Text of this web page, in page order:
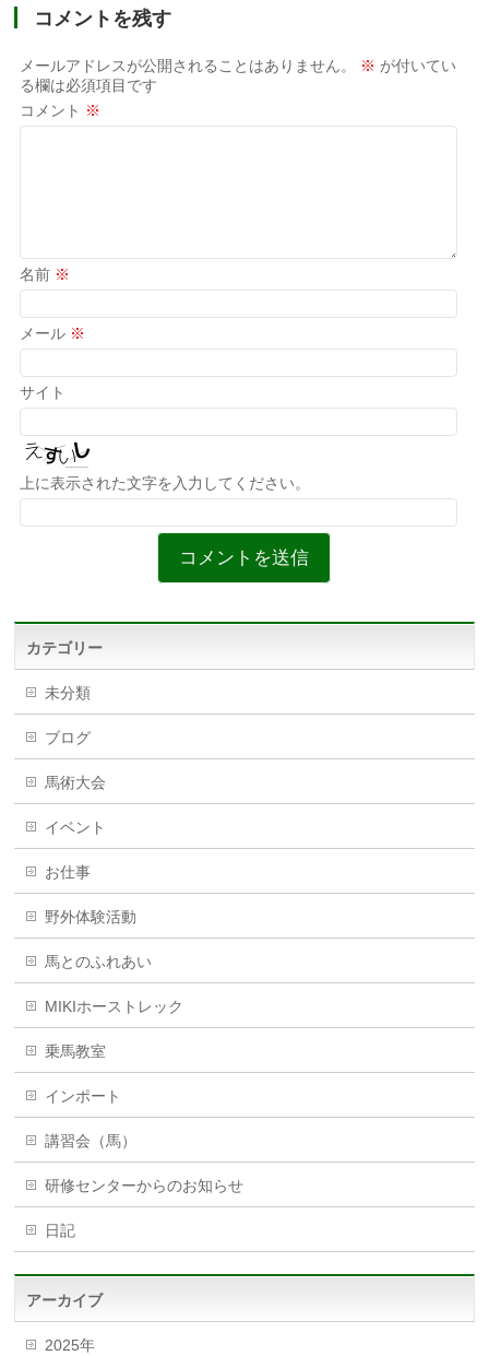
コメントを残す
メールアドレスが公開されることはありません。 ※ が付いてい
る欄は必須項目です
コメント ※
名前 ※
メール ※
サイト
上に表示された文字を入力してください。
カテゴリー
未分類
ブログ
馬術大会
イベント
お仕事
野外体験活動
馬とのふれあい
MIKIホーストレック
乗馬教室
インポート
講習会（馬）
研修センターからのお知らせ
日記
アーカイブ
2025年